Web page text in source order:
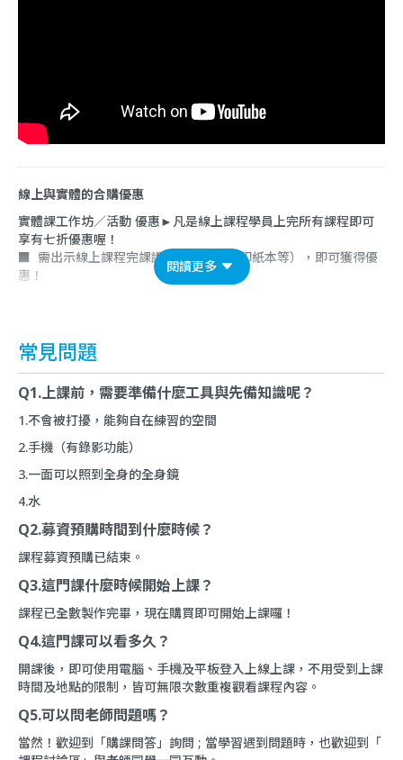
線上與實體的合購優惠
實體課工作坊／活動 優惠►凡是線上課程學員上完所有課程即可
享有七折優惠喔！
■ 需出示線上課程完課證書（截圖、列印紙本等），即可獲得優
惠！
閱讀更多
常見問題
Q1.上課前，需要準備什麼工具與先備知識呢？
1.不會被打擾，能夠自在練習的空間
2.手機（有錄影功能）
3.一面可以照到全身的全身鏡
4.水
Q2.募資預購時間到什麼時候？
課程募資預購已結束。
Q3.這門課什麼時候開始上課？
課程已全數製作完畢，現在購買即可開始上課囉！
Q4.這門課可以看多久？
開課後，即可使用電腦、手機及平板登入上線上課，不用受到上課
時間及地點的限制，皆可無限次數重複觀看課程內容。
Q5.可以問老師問題嗎？
當然！歡迎到「購課問答」詢問 ; 當學習遇到問題時，也歡迎到「